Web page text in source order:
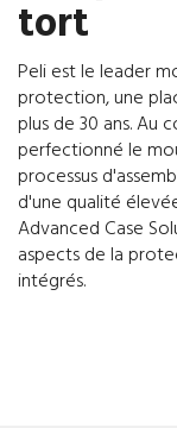
tort
Peli est le leader
protection, une
plus de 30 ans. Au
perfectionné le
processus
d'une qualité
Advanced Case
aspects de la
intégrés.